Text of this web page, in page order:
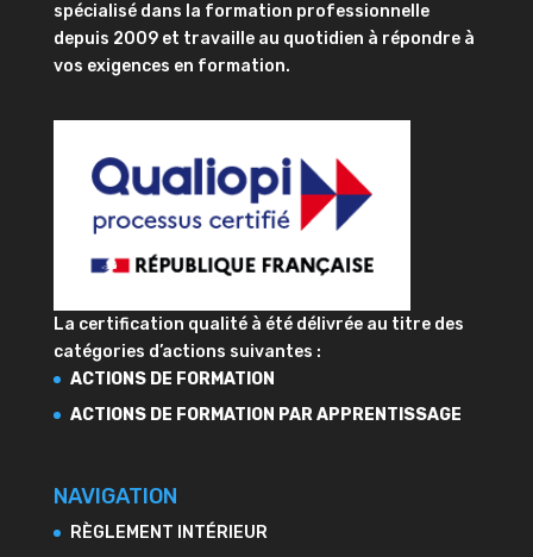
spécialisé dans la formation professionnelle
depuis 2009 et travaille au quotidien à répondre à
vos exigences en formation.
La certification qualité à été délivrée au titre des
catégories d’actions suivantes :
ACTIONS DE FORMATION
ACTIONS DE FORMATION PAR APPRENTISSAGE
NAVIGATION
RÈGLEMENT INTÉRIEUR